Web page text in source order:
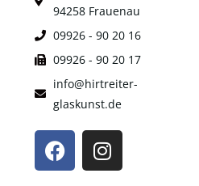
94258 Frauenau
09926 - 90 20 16
09926 - 90 20 17
info@hirtreiter-
glaskunst.de
F
a
c
I
n
s